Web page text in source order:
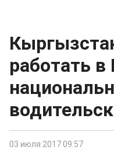
работать в
03 июля 2017 09:57